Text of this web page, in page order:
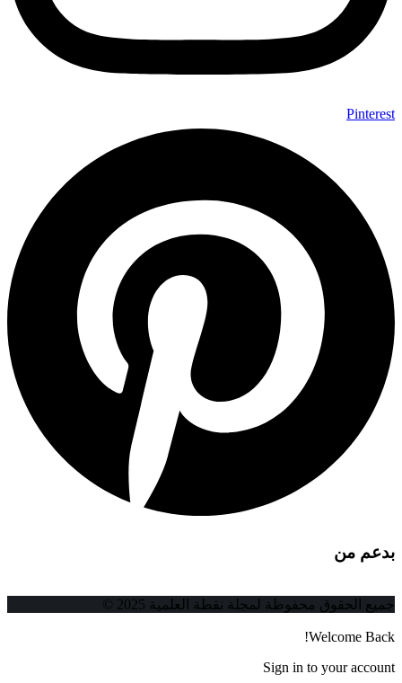
Pinterest
بدعم من
جميع الحقوق محفوظة لمجلة نقطة العلمية 2025 ©
Welcome Back!
Sign in to your account